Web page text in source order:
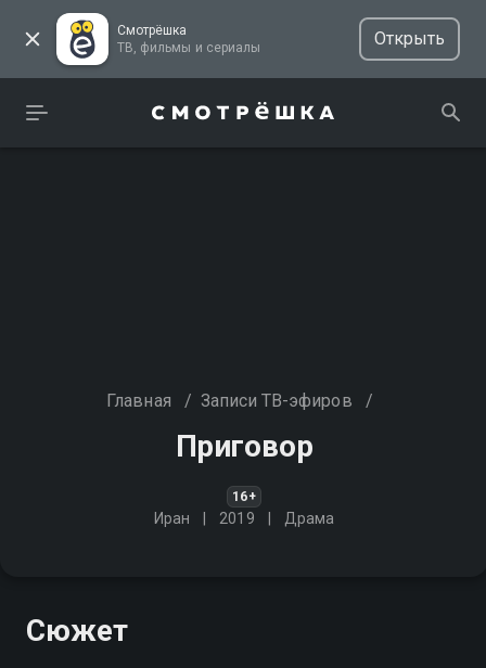
Смотрёшка
ТВ, фильмы и сериалы
Открыть
Главная / Записи ТВ-эфиров /
Приговор
16+
Иран 2019 Драма
Сюжет